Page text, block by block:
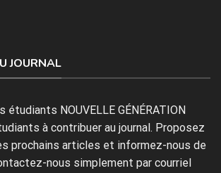
JOURNAL
étudiants NOUVELLE GÉNÉRATION
à contribuer au journal. Proposez
prochains articles et informez-nous de
nous simplement par courriel